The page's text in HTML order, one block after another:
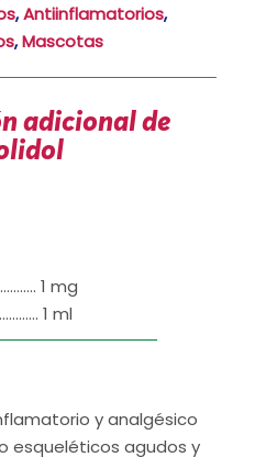
,Antiinflamatorios,
,Mascotas
adicional de
1 mg
1 ml
y analgésico
esqueléticos agudos y